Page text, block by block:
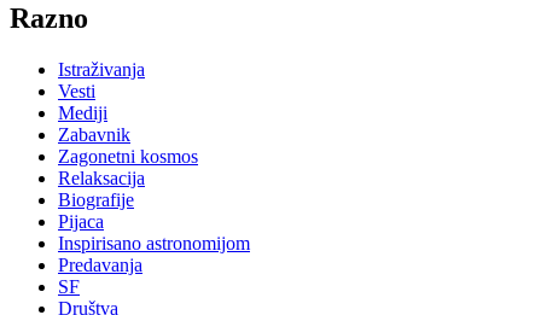
Razno
Istraživanja
Vesti
Mediji
Zabavnik
Zagonetni kosmos
Relaksacija
Biografije
Pijaca
Inspirisano astronomijom
Predavanja
SF
Društva